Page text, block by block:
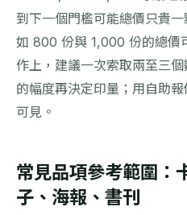
到下一個門檻可能總價只貴
如 800 份與 1,000 份的總價
作上，建議一次索取兩至三
的幅度再決定印量；用自助
可見。
常見品項參考範圍：
子、海報、書刊